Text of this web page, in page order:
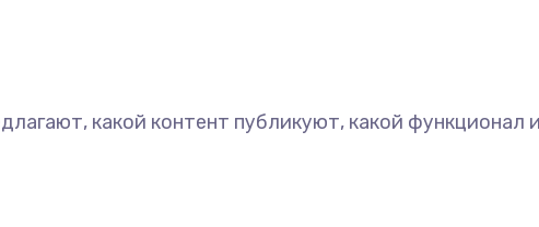
какой контент публикуют, какой функционал